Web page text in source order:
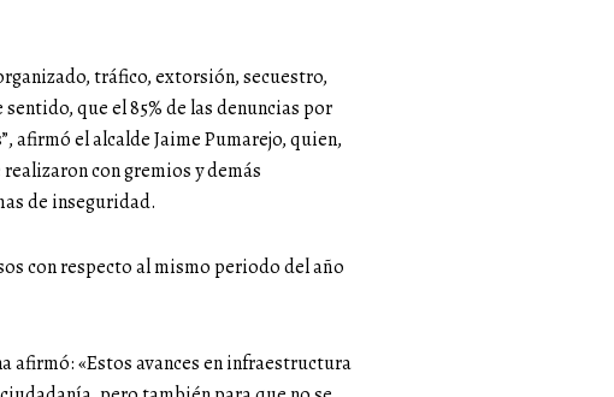
tráfico, extorsión, secuestro,
que el 85% de las denuncias por
el alcalde Jaime Pumarejo, quien,
con gremios y demás
de inseguridad.
con respecto al mismo periodo del año
afirmó: «Estos avances en infraestructura